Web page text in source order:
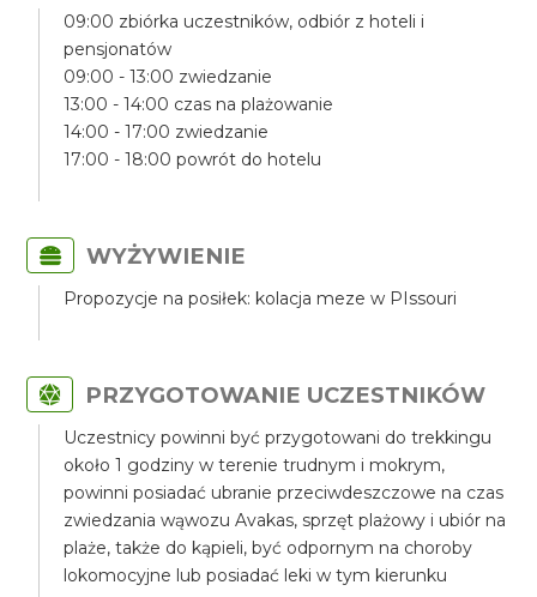
09:00 zbiórka uczestników, odbiór z hoteli i
pensjonatów
09:00 - 13:00 zwiedzanie
13:00 - 14:00 czas na plażowanie
14:00 - 17:00 zwiedzanie
17:00 - 18:00 powrót do hotelu
WYŻYWIENIE
Propozycje na posiłek: kolacja meze w PIssouri
PRZYGOTOWANIE UCZESTNIKÓW
Uczestnicy powinni być przygotowani do trekkingu
około 1 godziny w terenie trudnym i mokrym,
powinni posiadać ubranie przeciwdeszczowe na czas
zwiedzania wąwozu Avakas, sprzęt plażowy i ubiór na
plaże, także do kąpieli, być odpornym na choroby
lokomocyjne lub posiadać leki w tym kierunku